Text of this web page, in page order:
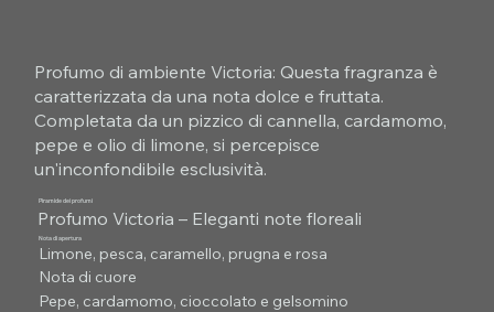
Profumo di ambiente Victoria: Questa fragranza è
caratterizzata da una nota dolce e fruttata.
Completata da un pizzico di cannella, cardamomo,
pepe e olio di limone, si percepisce
un'inconfondibile esclusività.
Piramide dei profumi
Profumo Victoria – Eleganti note floreali
Nota di apertura
Limone, pesca, caramello, prugna e rosa
Nota di cuore
Pepe, cardamomo, cioccolato e gelsomino